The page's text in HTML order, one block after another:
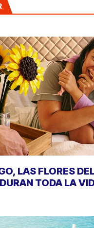
LAS FLORES
TODA LA